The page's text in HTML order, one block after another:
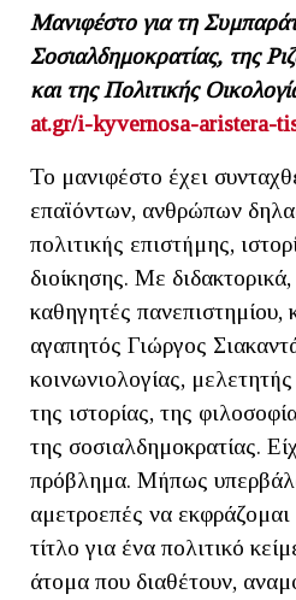
Μανιφέστο για τη
Σοσιαλδημοκρατίας, της
και της Πολιτικής
at.gr/i-kyvernosa-aristera-
Το μανιφέστο έχει
επαϊόντων, ανθρώπων
πολιτικής επιστήμης,
διοίκησης. Με διδακτορικά,
καθηγητές πανεπιστημίου,
αγαπητός Γιώργος
κοινωνιολογίας,
της ιστορίας, της
της σοσιαλδημοκρατίας.
πρόβλημα. Μήπως
αμετροεπές να
τίτλο για ένα πολιτικό
άτομα που διαθέτουν,